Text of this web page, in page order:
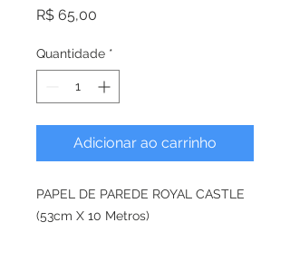
R$ 65,00
Quantidade *
Adicionar ao carrinho
PAPEL DE PAREDE ROYAL CASTLE
(53cm X 10 Metros)